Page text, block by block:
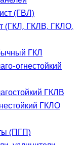
(ГВЛ)
(ГКЛ, ГКЛВ, ГКЛО,
ГКЛ
огнестойкий
ГКЛВ
ГКЛО
(ПГП)